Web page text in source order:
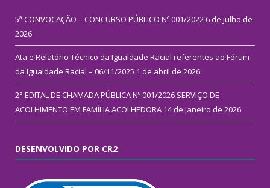
5ª CONVOCAÇÃO – CONCURSO PÚBLICO Nº 001/2022 6 de julho de
2026
Ata e Relatório Técnico da Igualdade Racial referentes ao Fórum
da Igualdade Racial – 06/11/2025 1 de abril de 2026
2° EDITAL DE CHAMADA PÚBLICA Nº 001/2026 SERVIÇO DE
ACOLHIMENTO EM FAMÍLIA ACOLHEDORA 14 de janeiro de 2026
DESENVOLVIDO POR CR2